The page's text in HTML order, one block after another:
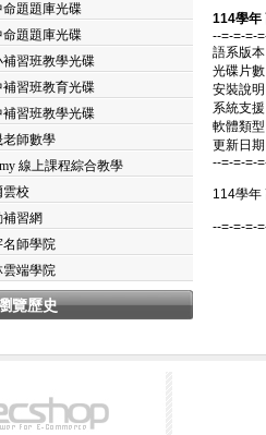
命題題庫光碟
命題題庫光碟
補習班教學光碟
補習班教育光碟
補習班教學光碟
老師數學
線上課程綜合教學
雲校
補習網
名師學院
雲端學院
覽歷史
114學年
--=-=-=-
語系版
光碟片
安裝說
系統支
軟體類
更新日
--=-=-=-
114學年
--=-=-=-